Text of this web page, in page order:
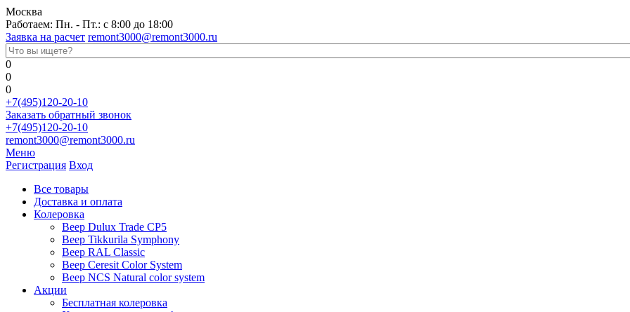
Москва
Работаем: Пн. - Пт.: с 8:00 до 18:00
Заявка на расчет remont3000@remont3000.ru
0
0
0
+7(495)120-20-10
Заказать обратный звонок
+7(495)120-20-10
remont3000@remont3000.ru
Меню
Регистрация Вход
Все товары
Доставка и оплата
Колеровка
Веер Dulux Trade CP5
Веер Tikkurila Symphony
Веер RAL Classic
Веер Ceresit Color System
Веер NCS Natural color system
Акции
Бесплатная колеровка